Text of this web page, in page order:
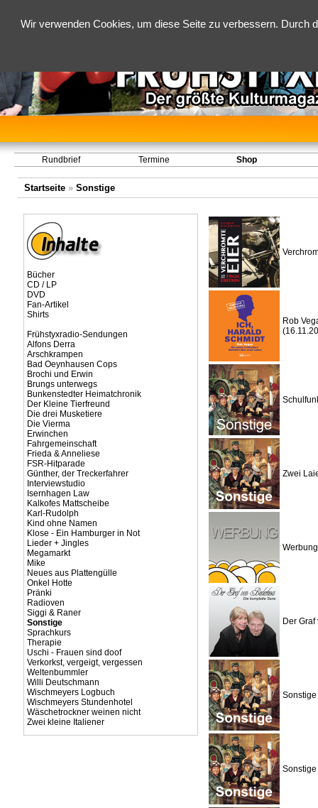
Wir verwenden Cookies, um diese Seite zu verbessern.
Rundbrief Termine Shop
Startseite» Sonstige
Bücher
CD / LP
DVD
Fan-Artikel
Shirts
Frühstyxradio-Sendungen
Alfons Derra
Arschkrampen
Bad Oeynhausen Cops
Brochi und Erwin
Brungs unterwegs
Bunkenstedter Heimatchronik
Der Kleine Tierfreund
Die drei Musketiere
Die Vierma
Erwinchen
Fahrgemeinschaft
Frieda & Anneliese
FSR-Hitparade
Günther, der Treckerfahrer
Interviewstudio
Isernhagen Law
Kalkofes Mattscheibe
Karl-Rudolph
Kind ohne Namen
Klose - Ein Hamburger in Not
Lieder + Jingles
Megamarkt
Mike
Neues aus Plattengülle
Onkel Hotte
Pränki
Radioven
Siggi & Raner
Sonstige
Sprachkurs
Therapie
Uschi - Frauen sind doof
Verkorkst, vergeigt, vergessen
Weltenbummler
Willi Deutschmann
Wischmeyers Logbuch
Wischmeyers Stundenhotel
Wäschetrockner weinen nicht
Zwei kleine Italiener
Rob
Zwei
Der